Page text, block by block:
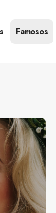
Famosos